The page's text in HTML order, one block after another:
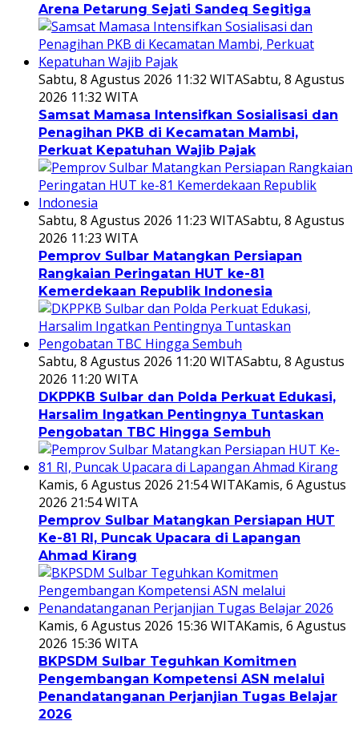
Arena Petarung Sejati Sandeq Segitiga
Sabtu, 8 Agustus 2026 11:32 WITASabtu, 8 Agustus
2026 11:32 WITA
Samsat Mamasa Intensifkan Sosialisasi dan
Penagihan PKB di Kecamatan Mambi,
Perkuat Kepatuhan Wajib Pajak
Sabtu, 8 Agustus 2026 11:23 WITASabtu, 8 Agustus
2026 11:23 WITA
Pemprov Sulbar Matangkan Persiapan
Rangkaian Peringatan HUT ke-81
Kemerdekaan Republik Indonesia
Sabtu, 8 Agustus 2026 11:20 WITASabtu, 8 Agustus
2026 11:20 WITA
DKPPKB Sulbar dan Polda Perkuat Edukasi,
Harsalim Ingatkan Pentingnya Tuntaskan
Pengobatan TBC Hingga Sembuh
Kamis, 6 Agustus 2026 21:54 WITAKamis, 6 Agustus
2026 21:54 WITA
Pemprov Sulbar Matangkan Persiapan HUT
Ke-81 RI, Puncak Upacara di Lapangan
Ahmad Kirang
Kamis, 6 Agustus 2026 15:36 WITAKamis, 6 Agustus
2026 15:36 WITA
BKPSDM Sulbar Teguhkan Komitmen
Pengembangan Kompetensi ASN melalui
Penandatanganan Perjanjian Tugas Belajar
2026